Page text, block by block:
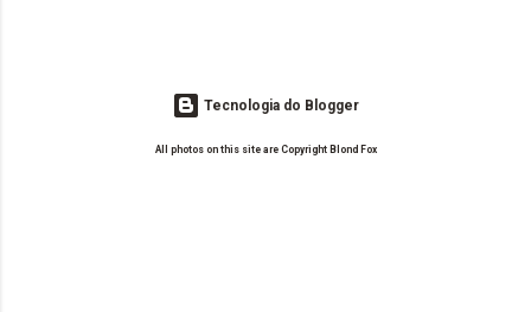
Tecnologia do Blogger
All photos on this site are Copyright Blond Fox